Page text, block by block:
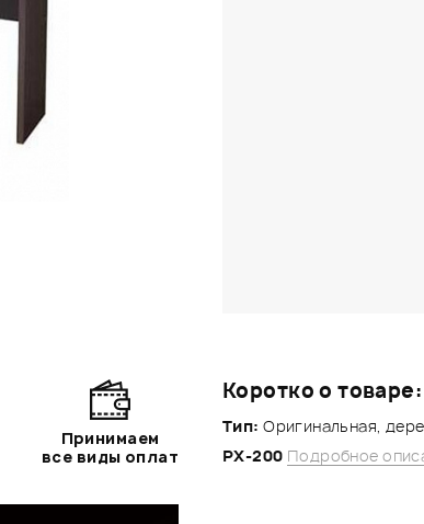
Коротко о товаре:
Тип: Оригинальная,
PX-200 Подробное
Принимаем
все виды оплат